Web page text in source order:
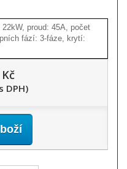
proud: 45A, počet
fází: 3-fáze, krytí:
DPH)